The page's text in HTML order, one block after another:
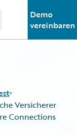
main menu
Demo
vereinbaren
Versicherer
Connections